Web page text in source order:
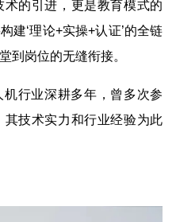
的引进，更是教育模式的
建‘理论+实操+认证’的全链
到岗位的无缝衔接。
行业深耕多年，曾多次参
技术实力和行业经验为此